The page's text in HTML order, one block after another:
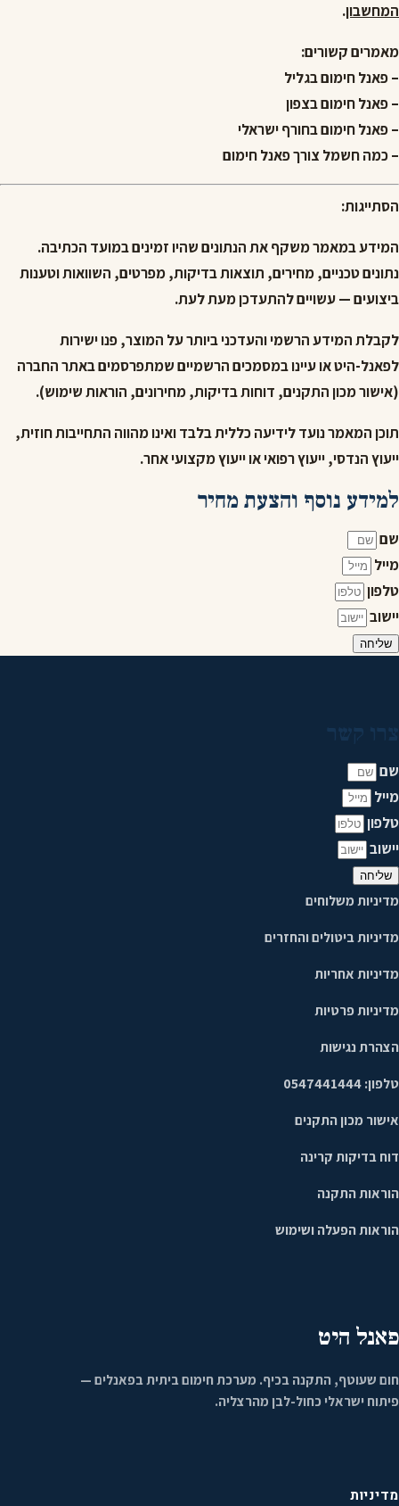
המחשבון.
מאמרים קשורים:
– פאנל חימום בגליל
– פאנל חימום בצפון
– פאנל חימום בחורף ישראלי
– כמה חשמל צורך פאנל חימום
הסתייגות:
המידע במאמר משקף את הנתונים שהיו זמינים במועד הכתיבה.
נתונים טכניים, מחירים, תוצאות בדיקות, מפרטים, השוואות וטענות
ביצועים — עשויים להתעדכן מעת לעת.
לקבלת המידע הרשמי והעדכני ביותר על המוצר, פנו ישירות
לפאנל-היט או עיינו במסמכים הרשמיים שמתפרסמים באתר החברה
(אישור מכון התקנים, דוחות בדיקות, מחירונים, הוראות שימוש).
תוכן המאמר נועד לידיעה כללית בלבד ואינו מהווה התחייבות חוזית,
ייעוץ הנדסי, ייעוץ רפואי או ייעוץ מקצועי אחר.
למידע נוסף והצעת מחיר
שם
מייל
טלפון
יישוב
שליחה
צרו קשר
שם
מייל
טלפון
יישוב
שליחה
מדיניות משלוחים
מדיניות ביטולים והחזרים
מדיניות אחריות
מדיניות פרטיות
הצהרת נגישות
טלפון: 0547441444
אישור מכון התקנים
דוח בדיקות קרינה
הוראות התקנה
הוראות הפעלה ושימוש
פאנל היט
חום שעוטף, התקנה בכיף. מערכת חימום ביתית בפאנלים —
פיתוח ישראלי כחול-לבן מהרצליה.
מדיניות